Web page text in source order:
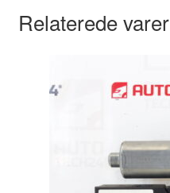
Relaterede varer